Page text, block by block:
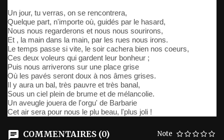
Un jour, tu verras, on se rencontrera,
Quelque part, n'importe où, guidés par le hasard,
Nous nous regarderons et nous nous sourirons,
Et , la main dans la main, par les rues nous irons.
Le temps passe si vite, le soir cachera bien nos coeurs,
Ces deux voleurs qui gardent leur bonheur ;
Puis nous arriverons sur une place grise
Où les pavés seront doux à nos âmes grises.
Il y aura un bal, très pauvre et très banal,
Sous un ciel plein de brume et de mélancolie.
Un aveugle jouera de l'orgu' de Barbarie
Cet air sera pour nous le plu beau, l'plus joli !
COMMENTAIRES (0) Note